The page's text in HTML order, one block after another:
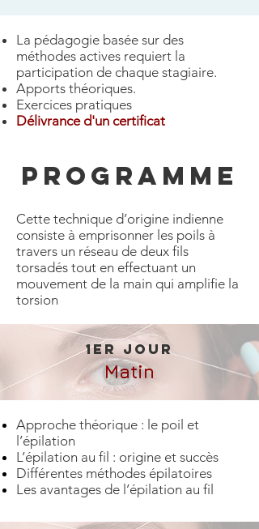
La pédagogie basée sur des
méthodes actives requiert la
participation de chaque stagiaire.
Apports théoriques.
Exercices pratiques
Délivrance d'un certificat
PROGRAMME
Cette technique d’origine indienne
consiste à emprisonner les poils à
travers un réseau de deux fils
torsadés tout en effectuant un
mouvement de la main qui amplifie la
torsion
1er Jour
Matin
Approche théorique : le poil et
l’épilation
L’épilation au fil : origine et succès
Différentes méthodes épilatoires
Les avantages de l’épilation au fil